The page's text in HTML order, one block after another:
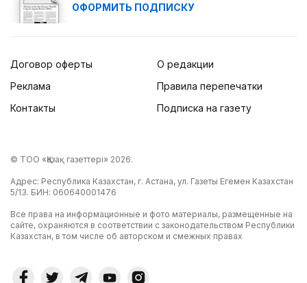
ОФОРМИТЬ ПОДПИСКУ
Договор оферты
Реклама
Контакты
О редакции
Правила перепечатки
Подписка на газету
© ТОО «Қазақ газеттері» 2026.
Адрес: Республика Казахстан, г. Астана, ул. Газеты Егемен Казахстан
5/13. БИН: 060640001476
Все права на информационные и фото материалы, размещенные на
сайте, охраняются в соответствии с законодательством Республики
Казахстан, в том числе об авторском и смежных правах